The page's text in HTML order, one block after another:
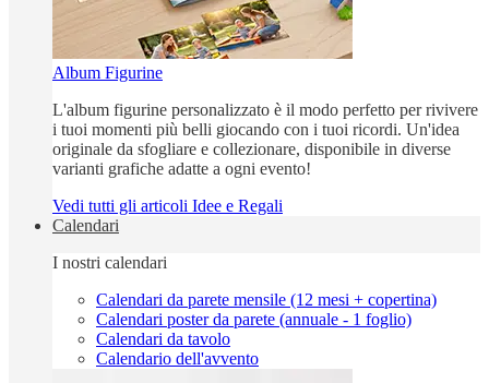
Album Figurine
L'album figurine personalizzato è il modo perfetto per rivivere
i tuoi momenti più belli giocando con i tuoi ricordi. Un'idea
originale da sfogliare e collezionare, disponibile in diverse
varianti grafiche adatte a ogni evento!
Vedi tutti gli articoli Idee e Regali
Calendari
I nostri calendari
Calendari da parete mensile (12 mesi + copertina)
Calendari poster da parete (annuale - 1 foglio)
Calendari da tavolo
Calendario dell'avvento